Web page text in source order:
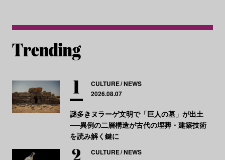
CULTURE NEWS
2026.08.07
謎多きヌラーゲ文明で「巨人の墓」が出土
──異例の二層構造が古代の埋葬・建築技術
を読み解く鍵に
CULTURE NEWS